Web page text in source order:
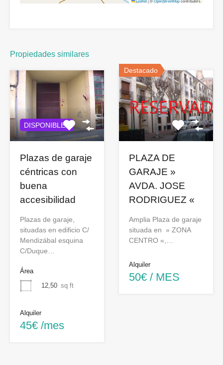
Propiedades similares
DISPONIBLES
Plazas de garaje
céntricas con
buena
accesibilidad
Plazas de garaje,
situadas en edificio C/
Mendizábal esquina
C/Duque…
Área
12,50 sq ft
Alquiler
45€ /mes
Destacado
PLAZA DE
GARAJE »
AVDA. JOSE
RODRIGUEZ «
Amplia Plaza de garaje
situada en » ZONA
CENTRO «,…
Alquiler
50€ / MES